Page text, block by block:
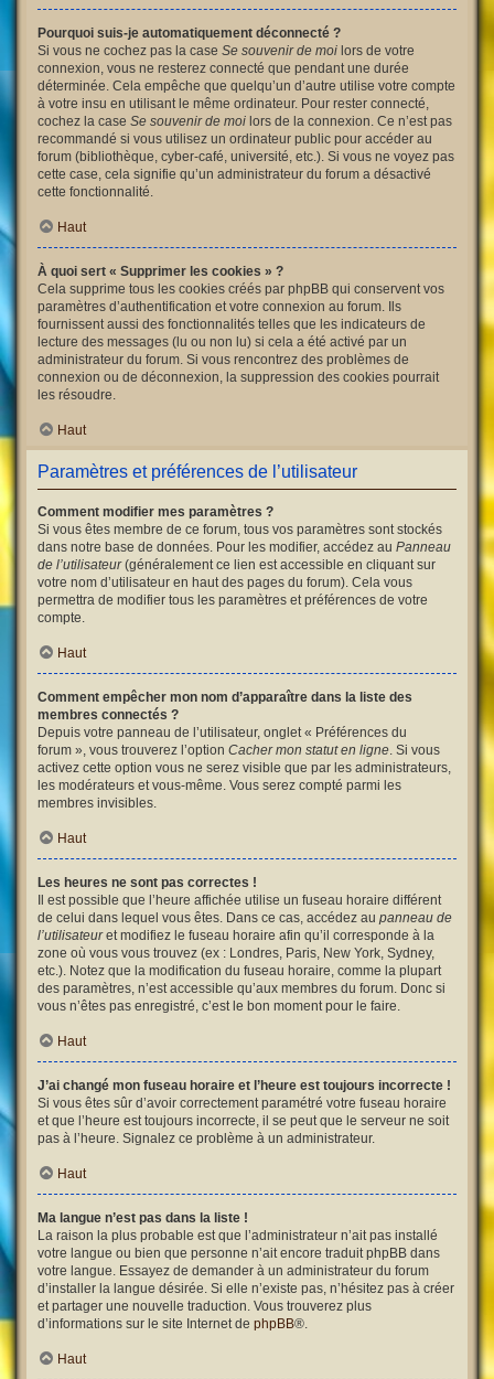
Pourquoi suis-je automatiquement déconnecté ?
Si vous ne cochez pas la case Se souvenir de moi lors de votre
connexion, vous ne resterez connecté que pendant une durée
déterminée. Cela empêche que quelqu’un d’autre utilise votre compte
à votre insu en utilisant le même ordinateur. Pour rester connecté,
cochez la case Se souvenir de moi lors de la connexion. Ce n’est pas
recommandé si vous utilisez un ordinateur public pour accéder au
forum (bibliothèque, cyber-café, université, etc.). Si vous ne voyez pas
cette case, cela signifie qu’un administrateur du forum a désactivé
cette fonctionnalité.
Haut
À quoi sert « Supprimer les cookies » ?
Cela supprime tous les cookies créés par phpBB qui conservent vos
paramètres d’authentification et votre connexion au forum. Ils
fournissent aussi des fonctionnalités telles que les indicateurs de
lecture des messages (lu ou non lu) si cela a été activé par un
administrateur du forum. Si vous rencontrez des problèmes de
connexion ou de déconnexion, la suppression des cookies pourrait
les résoudre.
Haut
Paramètres et préférences de l’utilisateur
Comment modifier mes paramètres ?
Si vous êtes membre de ce forum, tous vos paramètres sont stockés
dans notre base de données. Pour les modifier, accédez au Panneau
de l’utilisateur(généralement ce lien est accessible en cliquant sur
votre nom d’utilisateur en haut des pages du forum). Cela vous
permettra de modifier tous les paramètres et préférences de votre
compte.
Haut
Comment empêcher mon nom d’apparaître dans la liste des
membres connectés ?
Depuis votre panneau de l’utilisateur, onglet « Préférences du
forum », vous trouverez l’option Cacher mon statut en ligne. Si vous
activez cette option vous ne serez visible que par les administrateurs,
les modérateurs et vous-même. Vous serez compté parmi les
membres invisibles.
Haut
Les heures ne sont pas correctes !
Il est possible que l’heure affichée utilise un fuseau horaire différent
de celui dans lequel vous êtes. Dans ce cas, accédez au panneau de
l’utilisateuret modifiez le fuseau horaire afin qu’il corresponde à la
zone où vous vous trouvez (ex : Londres, Paris, New York, Sydney,
etc.). Notez que la modification du fuseau horaire, comme la plupart
des paramètres, n’est accessible qu’aux membres du forum. Donc si
vous n’êtes pas enregistré, c’est le bon moment pour le faire.
Haut
J’ai changé mon fuseau horaire et l’heure est toujours incorrecte !
Si vous êtes sûr d’avoir correctement paramétré votre fuseau horaire
et que l’heure est toujours incorrecte, il se peut que le serveur ne soit
pas à l’heure. Signalez ce problème à un administrateur.
Haut
Ma langue n’est pas dans la liste !
La raison la plus probable est que l’administrateur n’ait pas installé
votre langue ou bien que personne n’ait encore traduit phpBB dans
votre langue. Essayez de demander à un administrateur du forum
d’installer la langue désirée. Si elle n’existe pas, n’hésitez pas à créer
et partager une nouvelle traduction. Vous trouverez plus
d’informations sur le site Internet de phpBB®.
Haut